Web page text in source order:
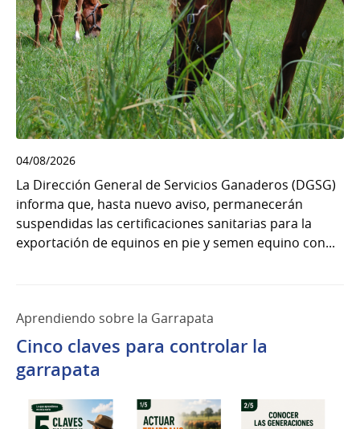
04/08/2026
La Dirección General de Servicios Ganaderos (DGSG)
informa que, hasta nuevo aviso, permanecerán
suspendidas las certificaciones sanitarias para la
exportación de equinos en pie y semen equino con...
Aprendiendo sobre la Garrapata
Cinco claves para controlar la
garrapata